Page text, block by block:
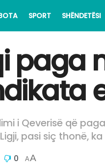
SPORT SHËNDETËSI
paga
i Qeverisë që
pasi siç thonë,
0 AA